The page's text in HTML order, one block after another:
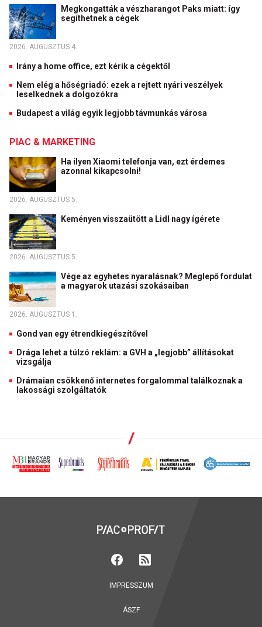
Megkongatták a vészharangot Paks miatt: így
segíthetnek a cégek
2026. AUGUSZTUS 4.
Irány a home office, ezt kérik a cégektől
Nem elég a hőségriadó: ezek a rejtett nyári veszélyek
leselkednek a dolgozókra
Budapest a világ egyik legjobb távmunkás városa
PIAC & MARKETING
Ha ilyen Xiaomi telefonja van, ezt érdemes
azonnal kikapcsolni!
2026. AUGUSZTUS 5.
Keményen visszaütött a Lidl nagy ígérete
2026. AUGUSZTUS 5.
Vége az egyhetes nyaralásnak? Meglepő fordulat
a magyarok utazási szokásaiban
2026. AUGUSZTUS 1.
Gond van egy étrendkiegészítővel
Drága lehet a túlzó reklám: a GVH a „legjobb” állításokat
vizsgálja
Drámaian csökkenő internetes forgalommal találkoznak a
lakossági szolgáltatók
IMPRESSZUM
ÁSZF